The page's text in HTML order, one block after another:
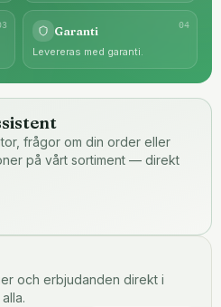
3 04
Garanti
Levereras med garanti.
frågor om din order eller
på vårt sortiment — direkt
och erbjudanden direkt i